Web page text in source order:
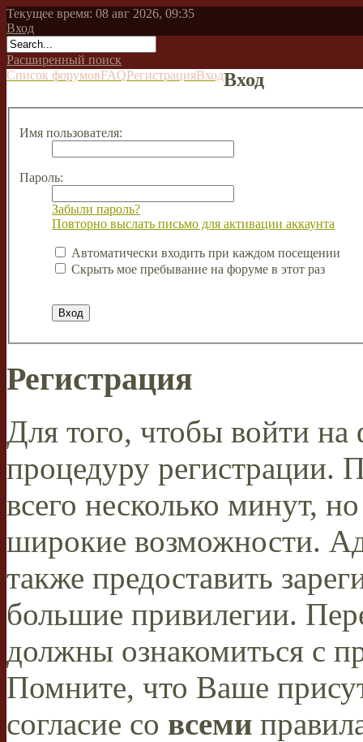
Текущее время: 08 авг 2026, 09:35
Вход
Расширенный поиск
Список форумовFAQРегистрацияВходВход
Имя пользователя:
Пароль:
Забыли пароль?
Повторно выслать письмо для активации аккаунта
Автоматически входить при каждом посещении
Скрыть мое пребывание на форуме в этот раз
Регистрация
Для того, чтобы войти
процедуру регистрации.
всего несколько минут,
широкие возможности.
также предоставить
большие привилегии.
должны ознакомиться с
Помните, что Ваше
согласие со всеми